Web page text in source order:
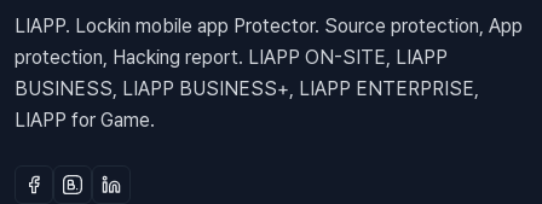
LIAPP. Lockin mobile app Protector. Source protection, App
protection, Hacking report. LIAPP ON-SITE, LIAPP
BUSINESS, LIAPP BUSINESS+, LIAPP ENTERPRISE,
LIAPP for Game.